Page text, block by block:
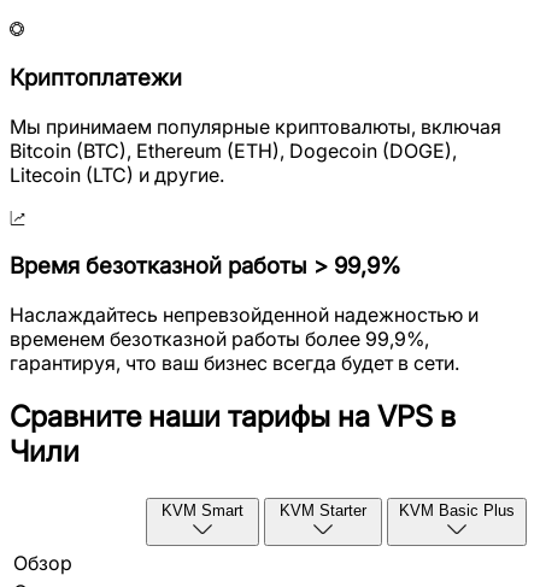
Криптоплатежи
Мы принимаем популярные криптовалюты, включая
Bitcoin (BTC), Ethereum (ETH), Dogecoin (DOGE),
Litecoin (LTC) и другие.
Время безотказной работы > 99,9%
Наслаждайтесь непревзойденной надежностью и
временем безотказной работы более 99,9%,
гарантируя, что ваш бизнес всегда будет в сети.
Сравните наши тарифы на VPS в
Чили
KVM Smart KVM Starter KVM Basic Plus
Обзор